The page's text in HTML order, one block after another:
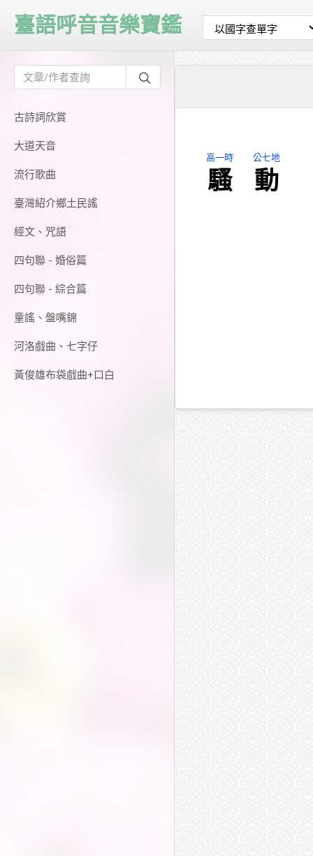
古詩詞欣賞
大道天音
流行歌曲
臺灣紹介鄉土民謠
經文、咒語
四句聯 - 婚俗篇
四句聯 - 綜合篇
童謠、盤嘴錦
河洛戲曲、七字仔
黃俊雄布袋戲曲+口白
臺語呼音音樂寶鑑
高一時
騷
公七地
動